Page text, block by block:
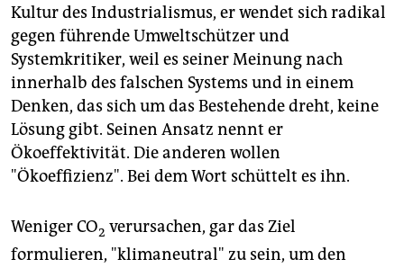
Kultur des Industrialismus, er wendet sich radikal
gegen führende Umweltschützer und
Systemkritiker, weil es seiner Meinung nach
innerhalb des falschen Systems und in einem
Denken, das sich um das Bestehende dreht, keine
Lösung gibt. Seinen Ansatz nennt er
Ökoeffektivität. Die anderen wollen
"Ökoeffizienz". Bei dem Wort schüttelt es ihn.
Weniger CO2 verursachen, gar das Ziel
formulieren, "klimaneutral" zu sein, um den